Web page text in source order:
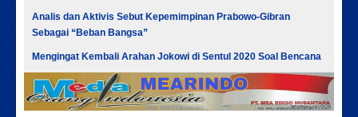
Analis dan Aktivis Sebut Kepemimpinan Prabowo-Gibran
Sebagai “Beban Bangsa”
Mengingat Kembali Arahan Jokowi di Sentul 2020 Soal Bencana